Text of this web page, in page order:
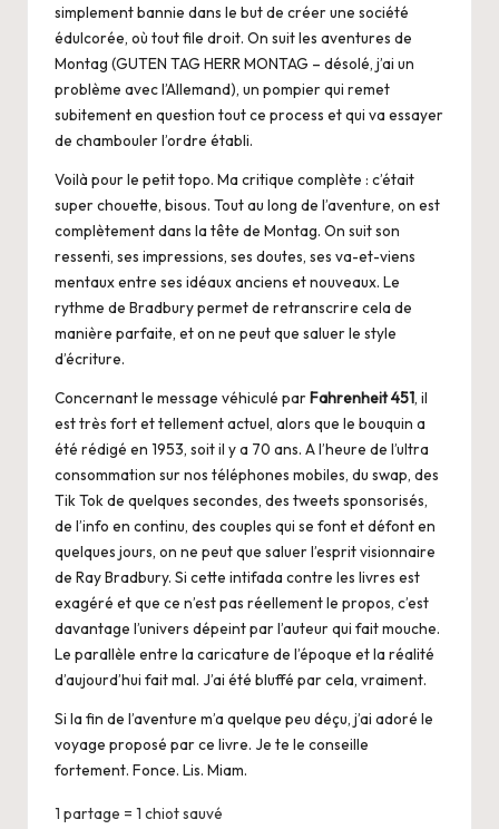
simplement bannie dans le but de créer une société
édulcorée, où tout file droit. On suit les aventures de
Montag (GUTEN TAG HERR MONTAG – désolé, j’ai un
problème avec l’Allemand), un pompier qui remet
subitement en question tout ce process et qui va essayer
de chambouler l’ordre établi.
Voilà pour le petit topo. Ma critique complète : c’était
super chouette, bisous. Tout au long de l’aventure, on est
complètement dans la tête de Montag. On suit son
ressenti, ses impressions, ses doutes, ses va-et-viens
mentaux entre ses idéaux anciens et nouveaux. Le
rythme de Bradbury permet de retranscrire cela de
manière parfaite, et on ne peut que saluer le style
d’écriture.
Concernant le message véhiculé parFahrenheit 451, il
est très fort et tellement actuel, alors que le bouquin a
été rédigé en 1953, soit il y a 70 ans. A l’heure de l’ultra
consommation sur nos téléphones mobiles, du swap, des
Tik Tok de quelques secondes, des tweets sponsorisés,
de l’info en continu, des couples qui se font et défont en
quelques jours, on ne peut que saluer l’esprit visionnaire
de Ray Bradbury. Si cette intifada contre les livres est
exagéré et que ce n’est pas réellement le propos, c’est
davantage l’univers dépeint par l’auteur qui fait mouche.
Le parallèle entre la caricature de l’époque et la réalité
d’aujourd’hui fait mal. J’ai été bluffé par cela, vraiment.
Si la fin de l’aventure m’a quelque peu déçu, j’ai adoré le
voyage proposé par ce livre. Je te le conseille
fortement. Fonce. Lis. Miam.
1 partage = 1 chiot sauvé